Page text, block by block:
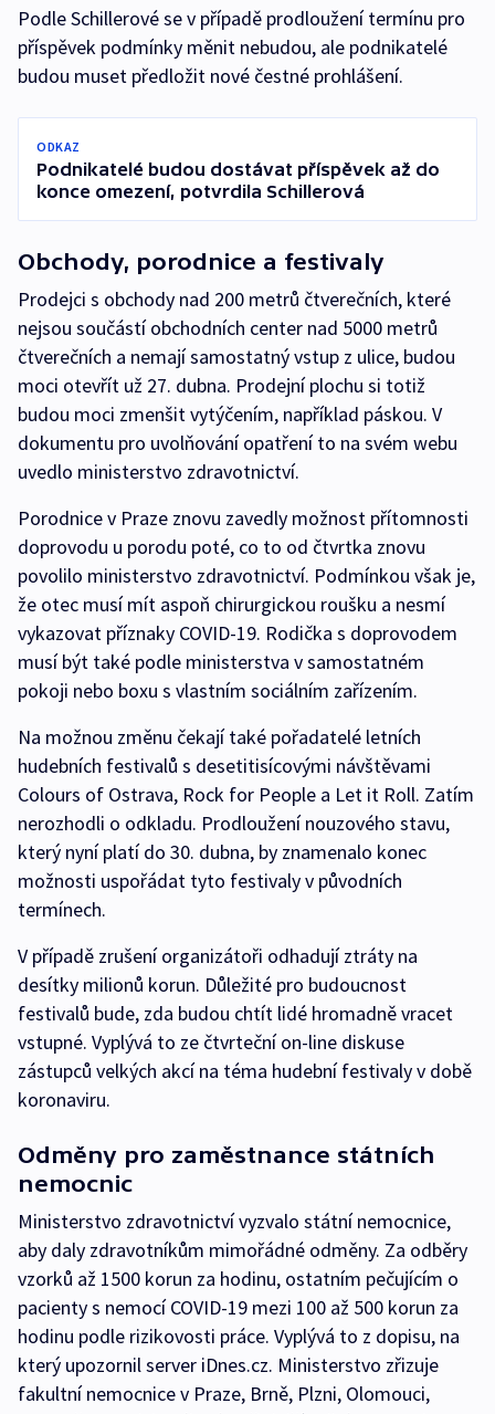
Podle Schillerové se v případě prodloužení termínu pro
příspěvek podmínky měnit nebudou, ale podnikatelé
budou muset předložit nové čestné prohlášení.
ODKAZ
Podnikatelé budou dostávat příspěvek až do
konce omezení, potvrdila Schillerová
Obchody, porodnice a festivaly
Prodejci s obchody nad 200 metrů čtverečních, které
nejsou součástí obchodních center nad 5000 metrů
čtverečních a nemají samostatný vstup z ulice, budou
moci otevřít už 27. dubna. Prodejní plochu si totiž
budou moci zmenšit vytýčením, například páskou. V
dokumentu pro uvolňování opatření to na svém webu
uvedlo ministerstvo zdravotnictví.
Porodnice v Praze znovu zavedly možnost přítomnosti
doprovodu u porodu poté, co to od čtvrtka znovu
povolilo ministerstvo zdravotnictví. Podmínkou však je,
že otec musí mít aspoň chirurgickou roušku a nesmí
vykazovat příznaky COVID-19. Rodička s doprovodem
musí být také podle ministerstva v samostatném
pokoji nebo boxu s vlastním sociálním zařízením.
Na možnou změnu čekají také pořadatelé letních
hudebních festivalů s desetitisícovými návštěvami
Colours of Ostrava, Rock for People a Let it Roll. Zatím
nerozhodli o odkladu. Prodloužení nouzového stavu,
který nyní platí do 30. dubna, by znamenalo konec
možnosti uspořádat tyto festivaly v původních
termínech.
V případě zrušení organizátoři odhadují ztráty na
desítky milionů korun. Důležité pro budoucnost
festivalů bude, zda budou chtít lidé hromadně vracet
vstupné. Vyplývá to ze čtvrteční on-line diskuse
zástupců velkých akcí na téma hudební festivaly v době
koronaviru.
Odměny pro zaměstnance státních
nemocnic
Ministerstvo zdravotnictví vyzvalo státní nemocnice,
aby daly zdravotníkům mimořádné odměny. Za odběry
vzorků až 1500 korun za hodinu, ostatním pečujícím o
pacienty s nemocí COVID-19 mezi 100 až 500 korun za
hodinu podle rizikovosti práce. Vyplývá to z dopisu, na
který upozornil server iDnes.cz. Ministerstvo zřizuje
fakultní nemocnice v Praze, Brně, Plzni, Olomouci,